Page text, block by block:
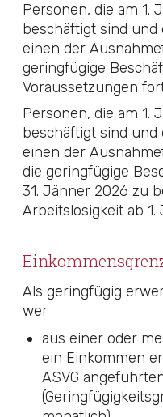
Personen, die am 1.
beschäftigt sind und
einen der
geringfügige
Voraussetzungen
Personen, die am 1.
beschäftigt sind und
einen der
die geringfügige
31. Jänner 2026 zu
Arbeitslosigkeit ab
Als geringfügig
wer
aus einer oder
ein Einkommen
ASVG